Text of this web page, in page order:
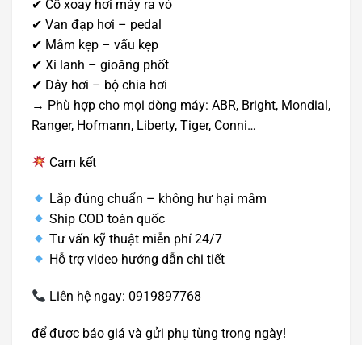
✔ Cổ xoay hơi máy ra vỏ
✔ Van đạp hơi – pedal
✔ Mâm kẹp – vấu kẹp
✔ Xi lanh – gioăng phốt
✔ Dây hơi – bộ chia hơi
→ Phù hợp cho mọi dòng máy: ABR, Bright, Mondial,
Ranger, Hofmann, Liberty, Tiger, Conni…
Cam kết
Lắp đúng chuẩn – không hư hại mâm
Ship COD toàn quốc
Tư vấn kỹ thuật miễn phí 24/7
Hỗ trợ video hướng dẫn chi tiết
Liên hệ ngay: 0919897768
để được báo giá và gửi phụ tùng trong ngày!